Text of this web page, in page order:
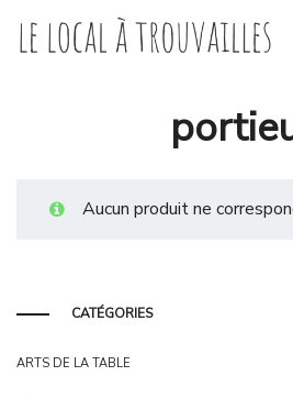
Aucun produit ne
CATÉGORIES
ARTS DE LA TABLE